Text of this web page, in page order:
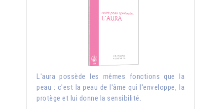
L'aura possède les mêmes fonctions que la
peau : c'est la peau de l'âme qui l'enveloppe, la
protège et lui donne la sensibilité.